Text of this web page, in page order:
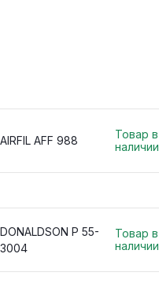
AIRFIL AFF 988
Товар в
наличии
DONALDSON P 55-
3004
Товар в
наличии